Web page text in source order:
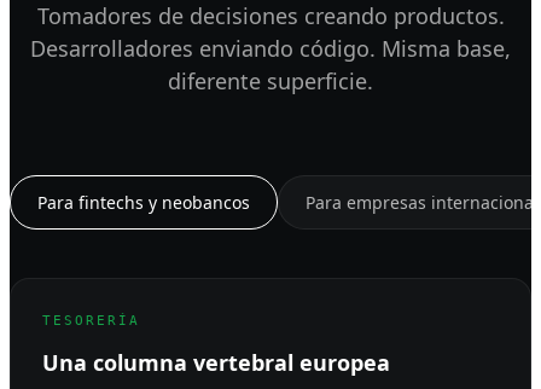
Tomadores de decisiones creando productos.
Desarrolladores enviando código. Misma base,
diferente superficie.
Para fintechs y neobancos Para empresas
TESORERÍA
Una columna vertebral europea